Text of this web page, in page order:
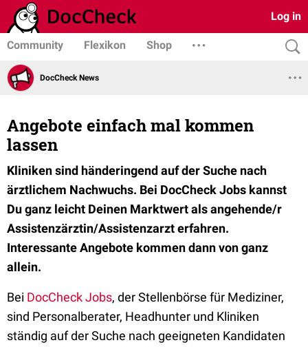
Log in
Community Flexikon Shop
DocCheck News
Angebote einfach mal kommen
lassen
Kliniken sind händeringend auf der Suche nach
ärztlichem Nachwuchs. Bei DocCheck Jobs kannst
Du ganz leicht Deinen Marktwert als angehende/r
Assistenzärztin/Assistenzarzt erfahren.
Interessante Angebote kommen dann von ganz
allein.
Bei DocCheck Jobs, der Stellenbörse für Mediziner,
sind Personalberater, Headhunter und Kliniken
ständig auf der Suche nach geeigneten Kandidaten